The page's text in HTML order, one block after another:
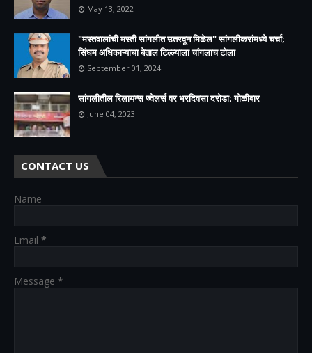
May 13, 2022
"मस्तवालांची मस्ती सांगलीत उतरवून मिळेल" सांगलीकरांमध्ये चर्चा;
सिंघम अधिकाऱ्याचा बेताल टिल्ल्याला चांगलाच टोला
September 01, 2024
सांगलीतील रिलायन्स ज्वेलर्स वर भरदिवसा दरोडा; गोळीबार
June 04, 2023
CONTACT US
Name
Email *
Message *